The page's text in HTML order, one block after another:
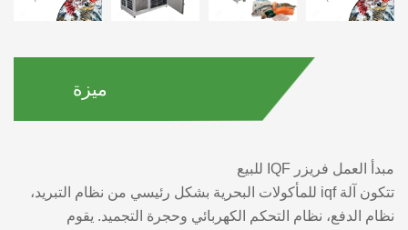
ميزة
مبدأ العمل فريزر IQF للبيع
تتكون آلة iqf للمأكولات البحرية بشكل رئيسي من نظام التبريد،
نظام الدفع، نظام التحكم الكهربائي وحجرة التجميد. يقوم